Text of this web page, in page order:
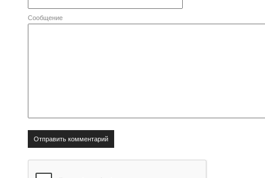
Сообщение